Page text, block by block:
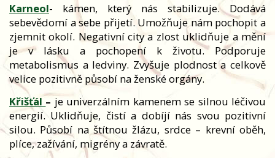
Karneol- kámen, který nás stabilizuje. Dodává
sebevědomí a sebe přijetí. Umožňuje nám pochopit a
zjemnit okolí. Negativní city a zlost uklidňuje a mění
je v lásku a pochopení k životu. Podporuje
metabolismus a ledviny. Zvyšuje plodnost a celkově
velice pozitivně působí na ženské orgány.
Křišťál– je univerzálním kamenem se silnou léčivou
energií. Uklidňuje, čistí a dobíjí nás svou pozitivní
silou. Působí na štítnou žlázu, srdce – krevní oběh,
plíce, zažívání, migrény a závratě.